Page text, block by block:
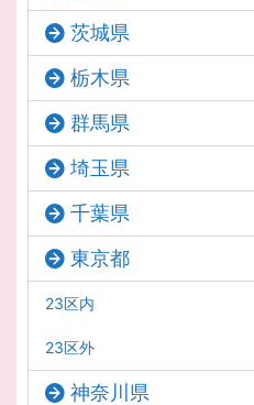
茨城県
栃木県
群馬県
埼玉県
千葉県
東京都
23区内
23区外
神奈川県